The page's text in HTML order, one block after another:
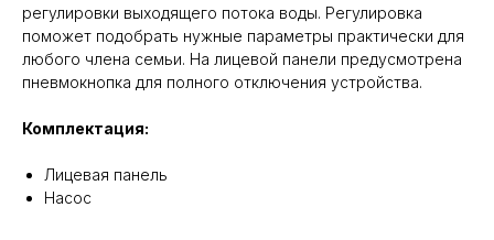
регулировки выходящего потока воды. Регулировка
поможет подобрать нужные параметры практически для
любого члена семьи. На лицевой панели предусмотрена
пневмокнопка для полного отключения устройства.
Комплектация:
Лицевая панель
Насос